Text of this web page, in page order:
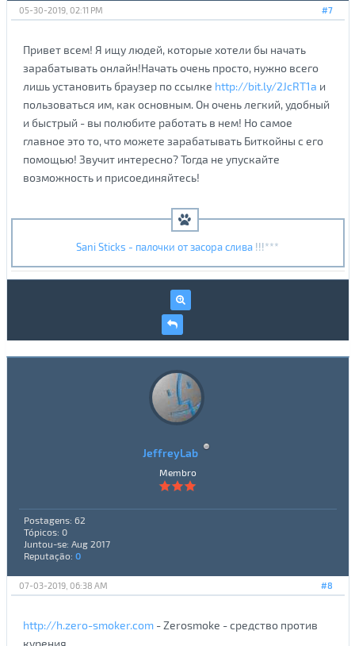
#7
05-30-2019, 02:11 PM
Привет всем! Я ищу людей, которые хотели бы начать
зарабатывать онлайн!Начать очень просто, нужно всего
лишь установить браузер по ссылке http://bit.ly/2JcRT1a и
пользоваться им, как основным. Он очень легкий, удобный
и быстрый - вы полюбите работать в нем! Но самое
главное это то, что можете зарабатывать Биткойны с его
помощью! Звучит интересно? Тогда не упускайте
возможность и присоединяйтесь!
Sani Sticks - палочки от засора слива !!!***
JeffreyLab
Membro
Postagens: 62
Tópicos: 0
Juntou-se: Aug 2017
Reputação: 0
#8
07-03-2019, 06:38 AM
http://h.zero-smoker.com- Zerosmoke - средство против
курения